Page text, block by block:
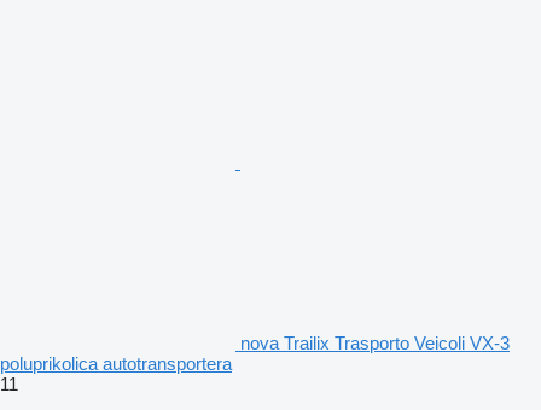
nova Trailix Trasporto Veicoli VX-3
poluprikolica autotransportera
11